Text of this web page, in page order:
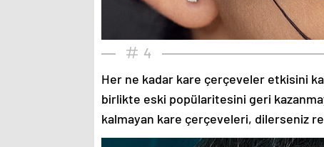
4
Her ne kadar kare çerçeveler etkisini
birlikte eski popülaritesini geri
kalmayan kare çerçeveleri, dilerseniz